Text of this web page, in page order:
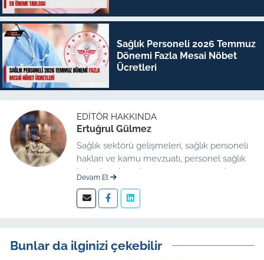
Sağlık Personeli 2026 Temmuz
Dönemi Fazla Mesai Nöbet
Ücretleri
EDITÖR HAKKINDA
Ertuğrul Gülmez
Sağlık sektörü gelişmeleri, sağlık personeli
hakları ve kamu mevzuatı, personel sağlık
haberleri düzenleme üzerine uzmanlaşmış
Devam Et
Bunlar da ilginizi çekebilir